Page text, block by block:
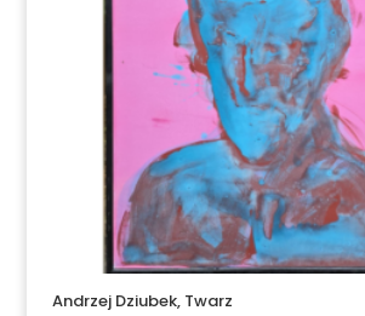
Andrzej Dziubek, Twarz